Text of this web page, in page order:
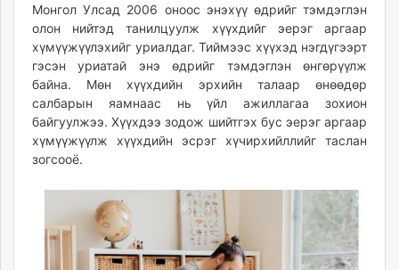
asu.mn
shuurhai.mn
unuudur.mn
isee.mn
mglradio.com
fact.mn
tumen.mn
times.mn
tvmongolia.mn
Монгол Улсад 2006 оноос энэхүү өдрийг тэмдэглэн
олон нийтэд танилцуулж хүүхдийг эерэг аргаар
хүмүүжүүлэхийг уриалдаг. Тиймээс хүүхэд нэгдүгээрт
гэсэн уриатай энэ өдрийг тэмдэглэн өнгөрүүлж
байна. Мөн хүүхдийн эрхийн талаар өнөөдөр
салбарын яамнаас нь үйл ажиллагаа зохион
байгуулжээ. Хүүхдээ зодож шийтгэх бус эерэг аргаар
хүмүүжүүлж хүүхдийн эсрэг хүчирхийллийг таслан
зогсооё.